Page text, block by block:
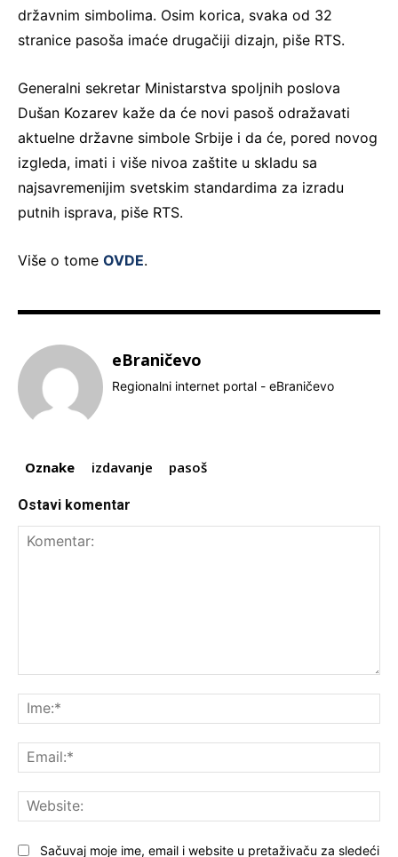
državnim simbolima. Osim korica, svaka od 32
stranice pasoša imaće drugačiji dizajn, piše RTS.
Generalni sekretar Ministarstva spoljnih poslova
Dušan Kozarev kaže da će novi pasoš odražavati
aktuelne državne simbole Srbije i da će, pored novog
izgleda, imati i više nivoa zaštite u skladu sa
najsavremenijim svetskim standardima za izradu
putnih isprava, piše RTS.
Više o tome OVDE.
eBraničevo
Regionalni internet portal - eBraničevo
Oznake izdavanje pasoš
Ostavi komentar
Sačuvaj moje ime, email i website u pretaživaču za sledeći